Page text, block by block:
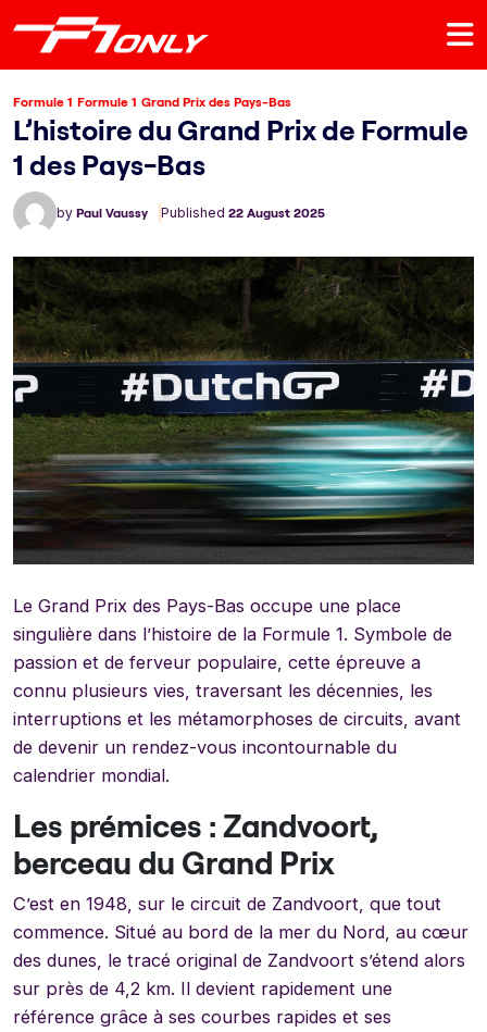
Formule 1 Formule 1 Grand Prix des Pays-Bas
L’histoire du Grand Prix de Formule
1 des Pays-Bas
by Paul Vaussy Published 22 August 2025
Le Grand Prix des Pays-Bas occupe une place
singulière dans l’histoire de la Formule 1. Symbole de
passion et de ferveur populaire, cette épreuve a
connu plusieurs vies, traversant les décennies, les
interruptions et les métamorphoses de circuits, avant
de devenir un rendez-vous incontournable du
calendrier mondial.
Les prémices : Zandvoort,
berceau du Grand Prix
C’est en 1948, sur le circuit de Zandvoort, que tout
commence. Situé au bord de la mer du Nord, au cœur
des dunes, le tracé original de Zandvoort s’étend alors
sur près de 4,2 km. Il devient rapidement une
référence grâce à ses courbes rapides et ses